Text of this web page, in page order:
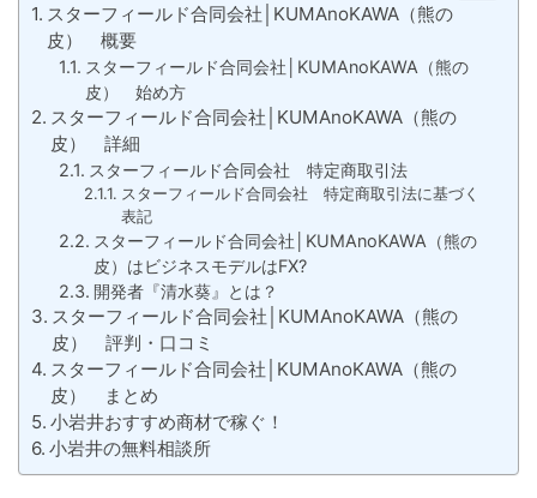
スターフィールド合同会社│KUMAnoKAWA（熊の
皮） 概要
スターフィールド合同会社│KUMAnoKAWA（熊の
皮） 始め方
スターフィールド合同会社│KUMAnoKAWA（熊の
皮） 詳細
スターフィールド合同会社 特定商取引法
スターフィールド合同会社 特定商取引法に基づく
表記
スターフィールド合同会社│KUMAnoKAWA（熊の
皮）はビジネスモデルはFX?
開発者『清水葵』とは？
スターフィールド合同会社│KUMAnoKAWA（熊の
皮） 評判・口コミ
スターフィールド合同会社│KUMAnoKAWA（熊の
皮） まとめ
小岩井おすすめ商材で稼ぐ！
小岩井の無料相談所